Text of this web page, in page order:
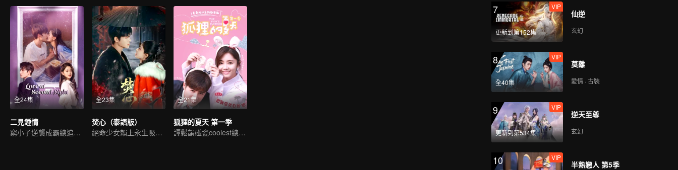
全24集
二見鍾情
窮小子逆襲成霸總追初戀
全23集
焚心（泰語版）
絕命少女賴上永生吸血鬼
全21集
狐狸的夏天 第一季
譚鬆韻碰瓷coolest總裁姜潮
7
更新到第152集
VIP
仙逆
玄幻
8
全40集
VIP
莫離
愛情 · 古裝
9
更新到第534集
VIP
逆天至尊
玄幻
10 VIP
半熟戀人 第5季